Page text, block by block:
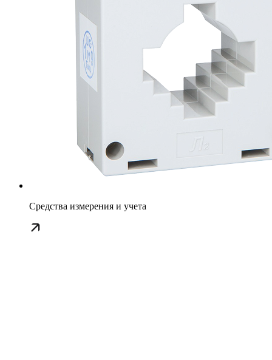
Средства измерения и учета